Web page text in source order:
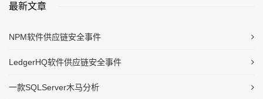
最新文章
NPM软件供应链安全事件
LedgerHQ软件供应链安全事件
一款SQLServer木马分析